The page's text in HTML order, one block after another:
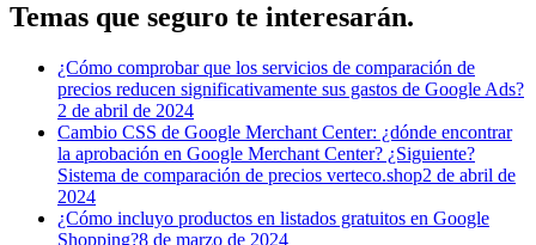
Temas que seguro te interesarán.
¿Cómo comprobar que los servicios de comparación de
precios reducen significativamente sus gastos de Google Ads?
2 de abril de 2024
Cambio CSS de Google Merchant Center: ¿dónde encontrar
la aprobación en Google Merchant Center? ¿Siguiente?
Sistema de comparación de precios verteco.shop2 de abril de
2024
¿Cómo incluyo productos en listados gratuitos en Google
Shopping?8 de marzo de 2024